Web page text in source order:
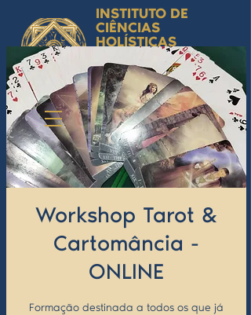
INSTITUTO DE
CIÊNCIAS
HOLÍSTICAS
by Isabel Valente Gomes
Ciência Simbólica
Aplicada e
Desenvolvimento
Humano
Workshop Tarot &
Cartomância -
ONLINE
Formação destinada a todos os que já